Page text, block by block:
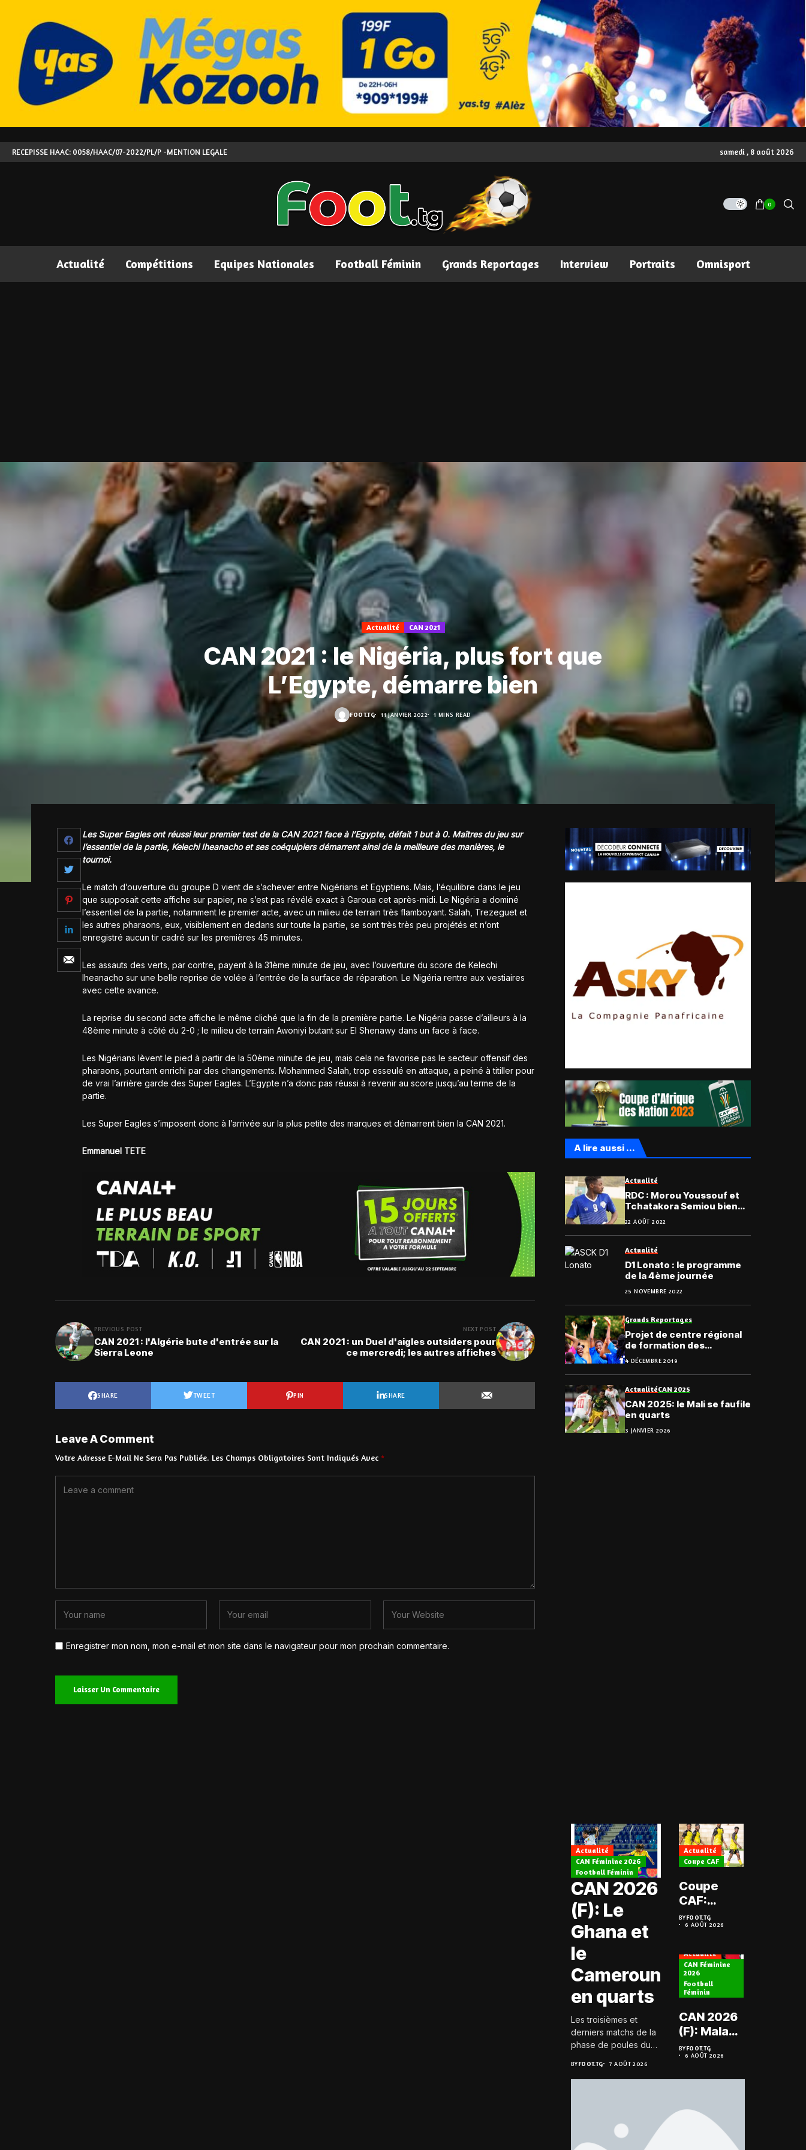
RECEPISSE HAAC: 0058/HAAC/07-2022/PL/P -MENTION LEGALE samedi , 8 août 2026
0
Actualité Compétitions Equipes Nationales Football Féminin Grands Reportages Interview Portraits Omnisport
Actualité CAN 2021
CAN 2021 : le Nigéria, plus fort que
L’Egypte, démarre bien
FOOT.TG 11 JANVIER 2022 1 MINS READ
Les Super Eagles ont réussi leur premier test de la CAN 2021 face à l’Egypte, défait 1 but à 0. Maîtres du jeu sur
l’essentiel de la partie, Kelechi Iheanacho et ses coéquipiers démarrent ainsi de la meilleure des manières, le
tournoi.
Le match d’ouverture du groupe D vient de s’achever entre Nigérians et Egyptiens. Mais, l’équilibre dans le jeu
que supposait cette affiche sur papier, ne s’est pas révélé exact à Garoua cet après-midi. Le Nigéria a dominé
l’essentiel de la partie, notamment le premier acte, avec un milieu de terrain très flamboyant. Salah, Trezeguet et
les autres pharaons, eux, visiblement en dedans sur toute la partie, se sont très très peu projétés et n’ont
enregistré aucun tir cadré sur les premières 45 minutes.
Les assauts des verts, par contre, payent à la 31ème minute de jeu, avec l’ouverture du score de Kelechi
Iheanacho sur une belle reprise de volée à l’entrée de la surface de réparation. Le Nigéria rentre aux vestiaires
avec cette avance.
La reprise du second acte affiche le même cliché que la fin de la première partie. Le Nigéria passe d’ailleurs à la
48ème minute à côté du 2-0 ; le milieu de terrain Awoniyi butant sur El Shenawy dans un face à face.
Les Nigérians lèvent le pied à partir de la 50ème minute de jeu, mais cela ne favorise pas le secteur offensif des
pharaons, pourtant enrichi par des changements. Mohammed Salah, trop esseulé en attaque, a peiné à titiller pour
de vrai l’arrière garde des Super Eagles. L’Egypte n’a donc pas réussi à revenir au score jusqu’au terme de la
partie.
Les Super Eagles s’imposent donc à l’arrivée sur la plus petite des marques et démarrent bien la CAN 2021.
Emmanuel TETE
PREVIOUS POST
CAN 2021 : l'Algérie bute d'entrée sur la
Sierra Leone
NEXT POST
CAN 2021 : un Duel d'aigles outsiders pour
ce mercredi; les autres affiches
SHARE TWEET PIN SHARE
Leave A Comment
Votre Adresse E-Mail Ne Sera Pas Publiée. Les Champs Obligatoires Sont Indiqués Avec *
Enregistrer mon nom, mon e-mail et mon site dans le navigateur pour mon prochain commentaire.
A lire aussi ...
Actualité
RDC : Morou Youssouf et
Tchatakora Semiou bien
arrivés à Saint-Eloi Lupopo
(Vidéo)
22 AOÛT 2022
Actualité
D1 Lonato : le programme
de la 4ème journée
25 NOVEMBRE 2022
Grands Reportages
Projet de centre régional
de formation des
4 DÉCEMBRE 2019
ActualitéCAN 2025
CAN 2025: le Mali se faufile
en quarts
3 JANVIER 2026
Actualité
CAN Féminine 2026
Football Féminin
CAN 2026
(F): Le
Ghana et
le
Cameroun
en quarts
Les troisièmes et
derniers matchs de la
phase de poules du
féminine 2026 se sont
joués le 6 août 2026 à
BYFOOT.TG 7 AOÛT 2026
Actualité
Coupe CAF
Coupe
CAF:
L’ASKO du
Togo face
du Niger
BYFOOT.TG
6 AOÛT 2026
Actualité
CAN Féminine
2026
Football
Féminin
CAN 2026
(F): Malawi
historique,
le Nigeria
BYFOOT.TG
6 AOÛT 2026